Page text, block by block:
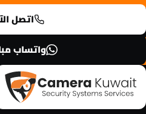
اتصل
واتساب